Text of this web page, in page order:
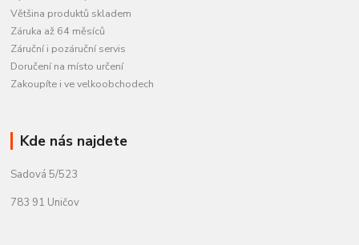
Většina produktů skladem
Záruka až 64 měsíců
Záruční i pozáruční servis
Doručení na místo určení
Zakoupíte i ve velkoobchodech
Kde nás najdete
Sadová 5/523
783 91 Uničov